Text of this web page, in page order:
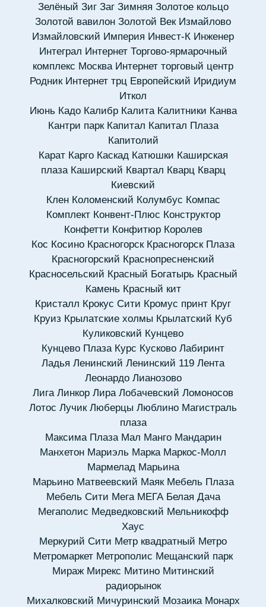
Зелёный Зиг Заг Зимняя Золотое кольцо
Золотой вавилон Золотой Век Измайлово
Измайловский Империя Инвест-К Инженер
Интеграл Интернет Торгово-ярмарочный
комплекс Москва Интернет торговый центр
Родник Интернет трц Европейский Иридиум
Иткол
Июнь Кадо Калибр Калита Калитники Канва
Кантри парк Капитал Капитал Плаза
Капитолий
Карат Карго Каскад Катюшки Каширская
плаза Каширский Квартал Кварц Кварц
Киевский
Клен Коломенский Колумбус Компас
Комплект Конвент-Плюс Конструктор
Конфетти Конфитюр Королев
Кос Косино Красногорск Красногорск Плаза
Красногорский Краснопресненский
Красносельский Красный Богатырь Красный
Камень Красный кит
Кристалл Крокус Сити Кромус принт Круг
Круиз Крылатские холмы Крылатский Куб
Куликовский Кунцево
Кунцево Плаза Курс Кусково Лабиринт
Ладья Ленинский Ленинский 119 Лента
Леонардо Лианозово
Лига Линкор Лира Лобачевский Ломоносов
Лотос Лучик Люберцы Люблино Магистраль
плаза
Максима Плаза Мал Манго Мандарин
Манхетон Мариэль Марка Маркос-Молл
Мармелад Марьина
Марьино Матвеевский Маяк Мебель Плаза
Мебель Сити Мега МЕГА Белая Дача
Мегаполис Медведковский Мельникофф
Хаус
Меркурий Сити Метр квадратный Метро
Метромаркет Метрополис Мещанский парк
Мираж Мирекс Митино Митинский
радиорынок
Михалковский Мичуринский Мозаика Монарх